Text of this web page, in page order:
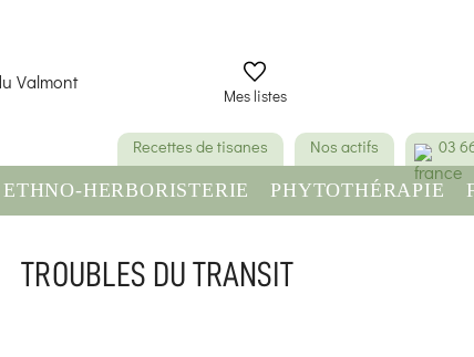
Mes listes
Recettes de tisanes Nos actifs 03
ETHNO-HERBORISTERIE PHYTOTHÉRAPIE
TROUBLES DU TRANSIT